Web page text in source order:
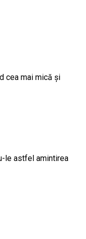
cea mai mică și
le astfel amintirea